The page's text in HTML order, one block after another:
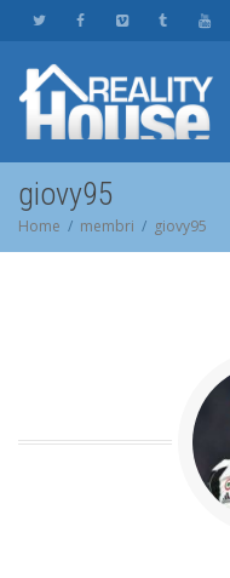
giovy95
Home membri giovy95